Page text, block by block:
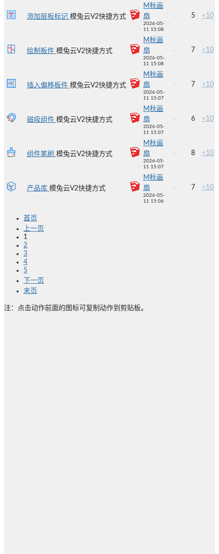
添加层板标记 模兔云V2快捷方式
M秋画
扇
2026-05-
11 15:08
5 <10
绘制板件 模兔云V2快捷方式
M秋画
扇
2026-05-
11 15:08
7 <10
插入偏移板件 模兔云V2快捷方式
M秋画
扇
2026-05-
11 15:07
7 <10
磁吸组件 模兔云V2快捷方式
M秋画
扇
2026-05-
11 15:07
6 <10
组件笔刷 模兔云V2快捷方式
M秋画
扇
2026-05-
11 15:07
8 <10
产品库 模兔云V2快捷方式
M秋画
扇
2026-05-
11 15:06
7 <10
首页
上一页
1
2
3
4
5
下一页
末页
注：点击动作前面的图标可复制动作到剪贴板。